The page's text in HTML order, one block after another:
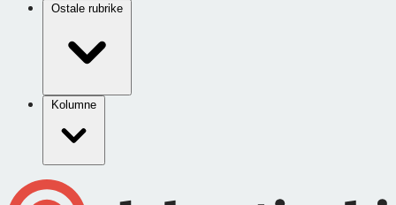
Ostale rubrike
Kolumne